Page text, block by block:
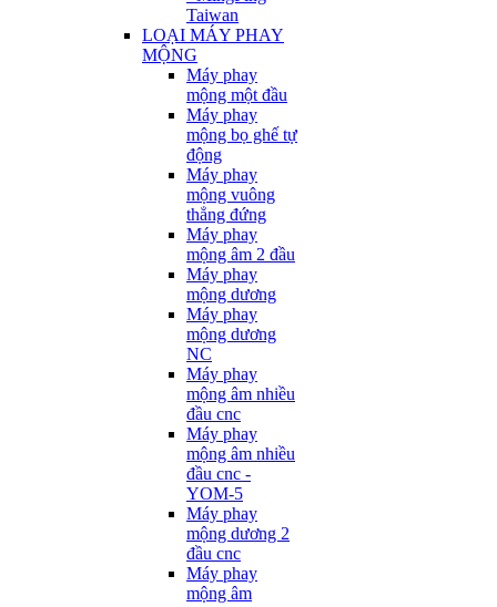
Taiwan
LOẠI MÁY PHAY
MỘNG
Máy phay
mộng một đầu
Máy phay
mộng bọ ghế tự
động
Máy phay
mộng vuông
thẳng đứng
Máy phay
mộng âm 2 đầu
Máy phay
mộng dương
Máy phay
mộng dương
NC
Máy phay
mộng âm nhiều
đầu cnc
Máy phay
mộng âm nhiều
đầu cnc -
YOM-5
Máy phay
mộng dương 2
đầu cnc
Máy phay
mộng âm